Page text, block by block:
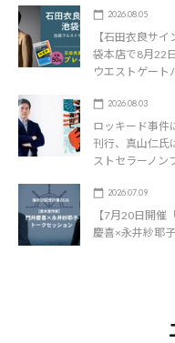
2026.08.05
【石田衣良サ
袋本店で8月22
ウエストゲート
2026.08.03
ロッキード事件
刊行、真山仁氏
ストセラーノン
2026.07.09
【7月20日開催
慶喜×永井紗耶